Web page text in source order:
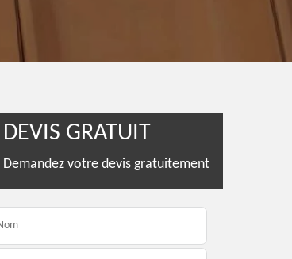
DEVIS GRATUIT
Demandez votre devis gratuitement